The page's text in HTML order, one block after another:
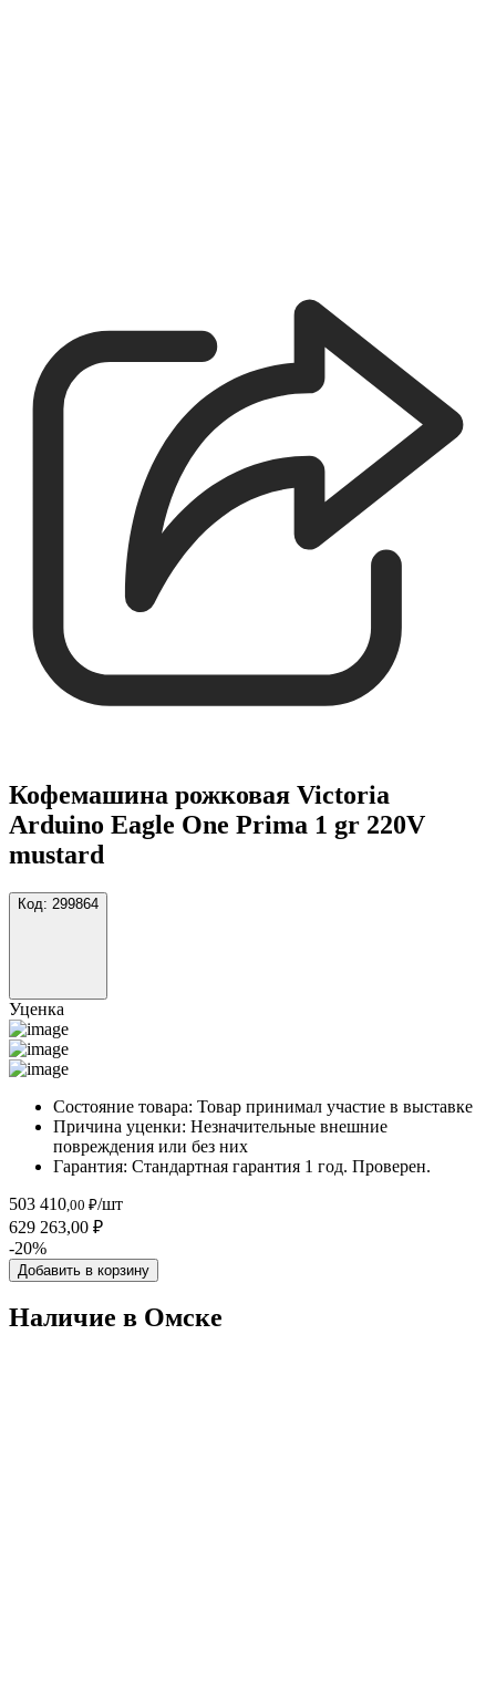
Кофемашина рожковая Victoria
Arduino Eagle One Prima 1 gr 220V
mustard
Код: 299864
Уценка
Состояние товара: Товар принимал участие в выставке
Причина уценки: Незначительные внешние
повреждения или без них
Гарантия: Стандартная гарантия 1 год. Проверен.
503 410 ,00 ₽/шт
629 263,00 ₽
-20%
Добавить в корзину
Наличие в Омскe